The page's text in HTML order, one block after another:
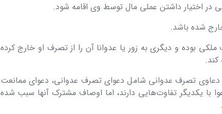
در اختیار داشتن عملی مال توسط وی اقامه شود.
شده باشد.
بوده و دیگری به زور یا عدوانا آن را از تصرف او خارج کرده
دعاوی تصرف عدوانی شامل دعوای تصرف عدوانی، دعوای ممانعت
یکدیگر تفاوت‌هایی دارند، اما اوصاف مشترک آنها سبب شده